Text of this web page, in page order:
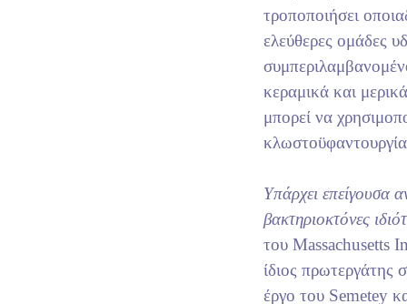
τροποποιήσει
ελεύθερες ομάδες
κεραμικά και
μπορεί να
Υπάρχει επείγουσα
βακτηριοκτόνες
του
ίδιος πρωτεργάτης
έργο του Semetey